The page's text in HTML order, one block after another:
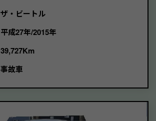
ザ・ビートル
平成27年/2015年
39,727Km
事故車